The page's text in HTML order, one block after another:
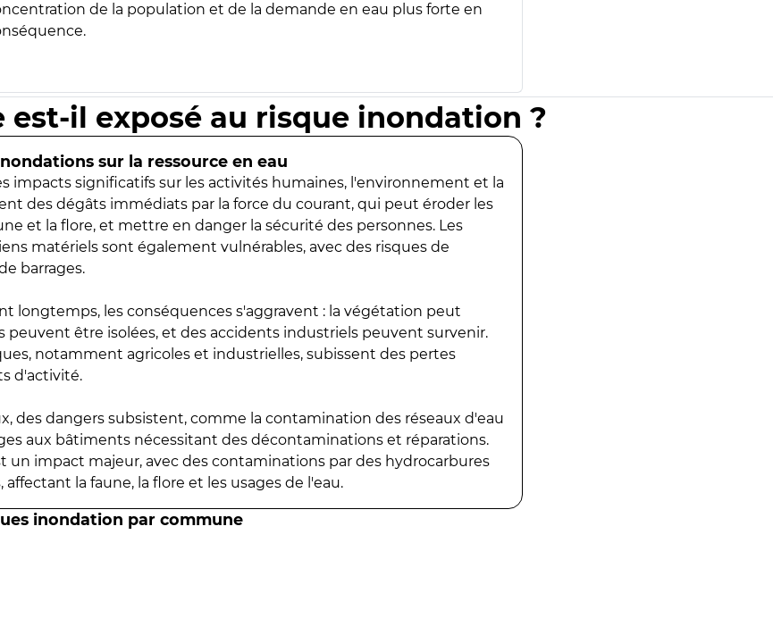
de la population et de la demande en eau plus forte en
il exposé au risque inondation ?
sur la ressource en eau
impacts significatifs sur les activités humaines, l'environnement et la
des dégâts immédiats par la force du courant, qui peut éroder les
et la flore, et mettre en danger la sécurité des personnes. Les
matériels sont également vulnérables, avec des risques de
barrages.
longtemps, les conséquences s'aggravent : la végétation peut
peuvent être isolées, et des accidents industriels peuvent survenir.
notamment agricoles et industrielles, subissent des pertes
d'activité.
des dangers subsistent, comme la contamination des réseaux d'eau
aux bâtiments nécessitant des décontaminations et réparations.
un impact majeur, avec des contaminations par des hydrocarbures
la faune, la flore et les usages de l'eau.
inondation par commune